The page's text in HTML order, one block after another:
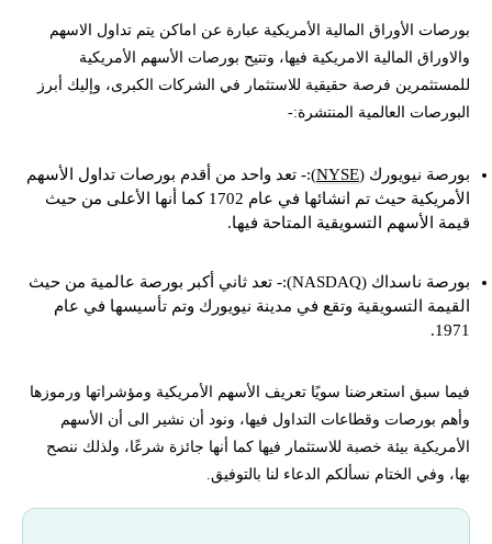
بورصات الأوراق المالية الأمريكية عبارة عن اماكن يتم تداول الاسهم
والاوراق المالية الامريكية فيها، وتتيح بورصات الأسهم الأمريكية
للمستثمرين فرصة حقيقية للاستثمار في الشركات الكبرى، وإليك أبرز
البورصات العالمية المنتشرة:-
بورصة نيويورك (NYSE):- تعد واحد من أقدم بورصات تداول الأسهم
الأمريكية حيث تم انشائها في عام 1702 كما أنها الأعلى من حيث
قيمة الأسهم التسويقية المتاحة فيها.
بورصة ناسداك (NASDAQ):- تعد ثاني أكبر بورصة عالمية من حيث
القيمة التسويقية وتقع في مدينة نيويورك وتم تأسيسها في عام
1971.
فيما سبق استعرضنا سويًا تعريف الأسهم الأمريكية ومؤشراتها ورموزها
وأهم بورصات وقطاعات التداول فيها، ونود أن نشير الى أن الأسهم
الأمريكية بيئة خصبة للاستثمار فيها كما أنها جائزة شرعًا، ولذلك ننصح
بها، وفي الختام نسألكم الدعاء لنا بالتوفيق.